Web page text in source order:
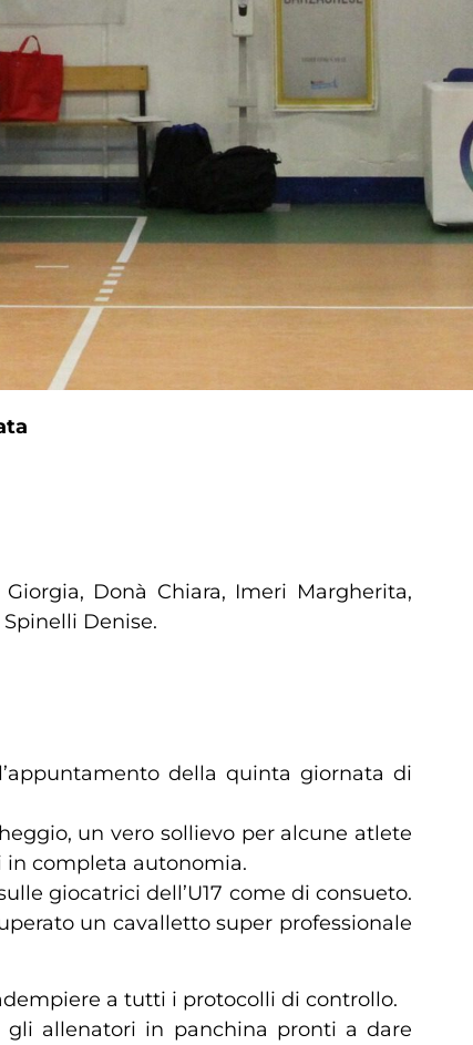
Donà Chiara, Imeri Margherita,
Denise.
della quinta giornata di
un vero sollievo per alcune atlete
in completa autonomia.
giocatrici dell’U17 come di consueto.
un cavalletto super professionale
a tutti i protocolli di controllo.
gli allenatori in panchina pronti a dare